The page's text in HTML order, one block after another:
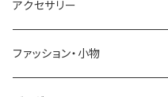
CASIO
GRANDEUR
DANIEL WELLINGTON
LACOSTE
SONNE
DUCT
アクセサリー
GUCCI
ファッション・小物